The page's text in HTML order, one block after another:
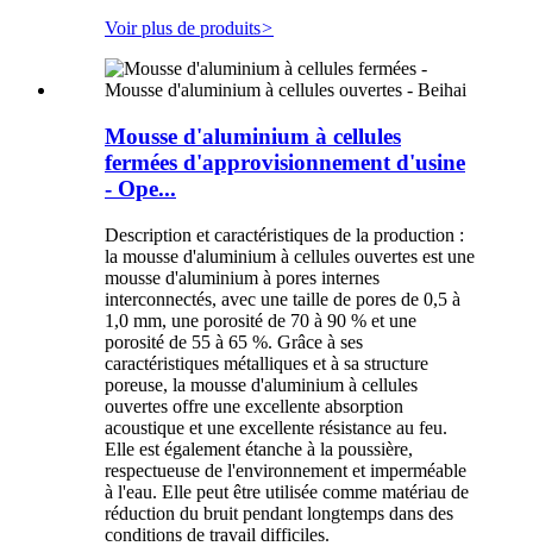
Voir plus de produits>
Mousse d'aluminium à cellules
fermées d'approvisionnement d'usine
- Ope...
Description et caractéristiques de la production :
la mousse d'aluminium à cellules ouvertes est une
mousse d'aluminium à pores internes
interconnectés, avec une taille de pores de 0,5 à
1,0 mm, une porosité de 70 à 90 % et une
porosité de 55 à 65 %. Grâce à ses
caractéristiques métalliques et à sa structure
poreuse, la mousse d'aluminium à cellules
ouvertes offre une excellente absorption
acoustique et une excellente résistance au feu.
Elle est également étanche à la poussière,
respectueuse de l'environnement et imperméable
à l'eau. Elle peut être utilisée comme matériau de
réduction du bruit pendant longtemps dans des
conditions de travail difficiles.